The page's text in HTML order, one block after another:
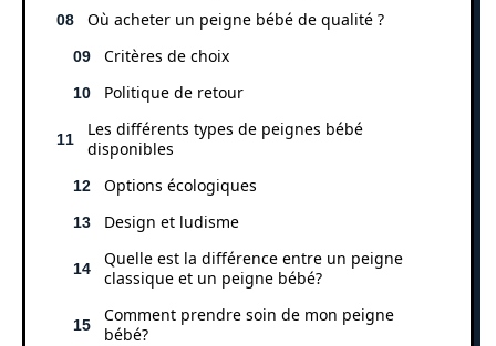
Où acheter un peigne bébé de qualité ?
Critères de choix
Politique de retour
Les différents types de peignes bébé
disponibles
Options écologiques
Design et ludisme
Quelle est la différence entre un peigne
classique et un peigne bébé?
Comment prendre soin de mon peigne
bébé?